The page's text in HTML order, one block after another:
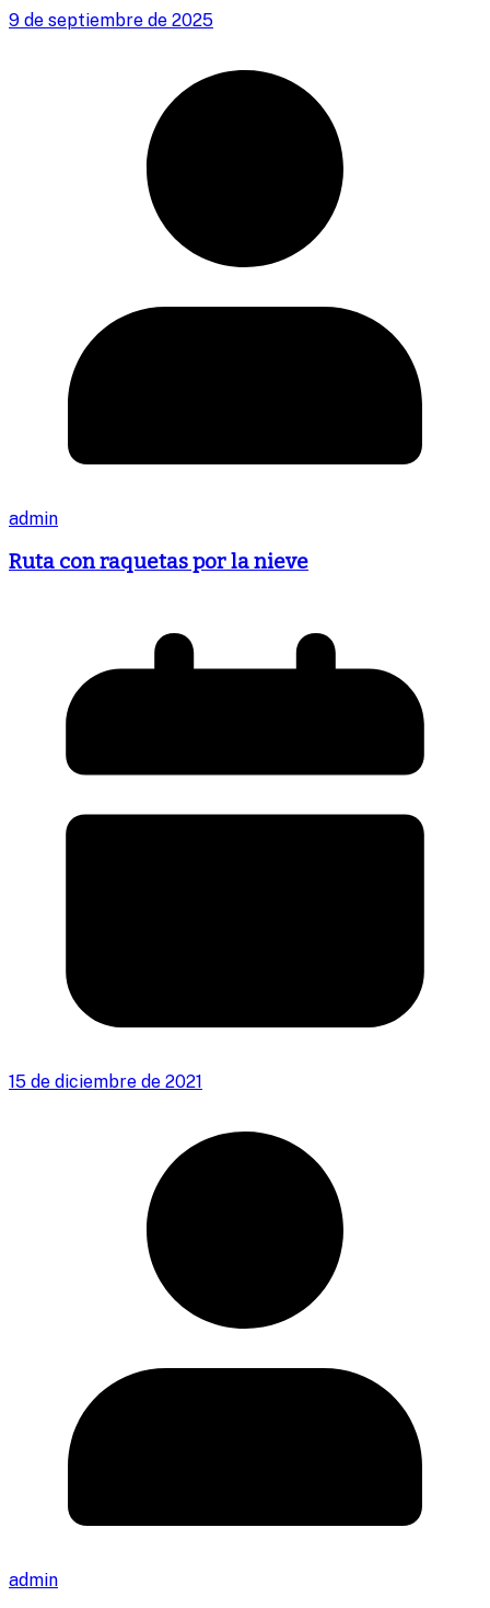
9 de septiembre de 2025
admin
Ruta con raquetas por la nieve
15 de diciembre de 2021
admin